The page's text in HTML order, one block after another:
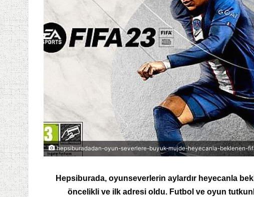
hepsiburadadan-oyun-severlere-buyuk-mujde-heyecanla-beklenen-
Hepsiburada, oyunseverlerin aylardır heyecanla
öncelikli ve ilk adresi oldu. Futbol ve oyun